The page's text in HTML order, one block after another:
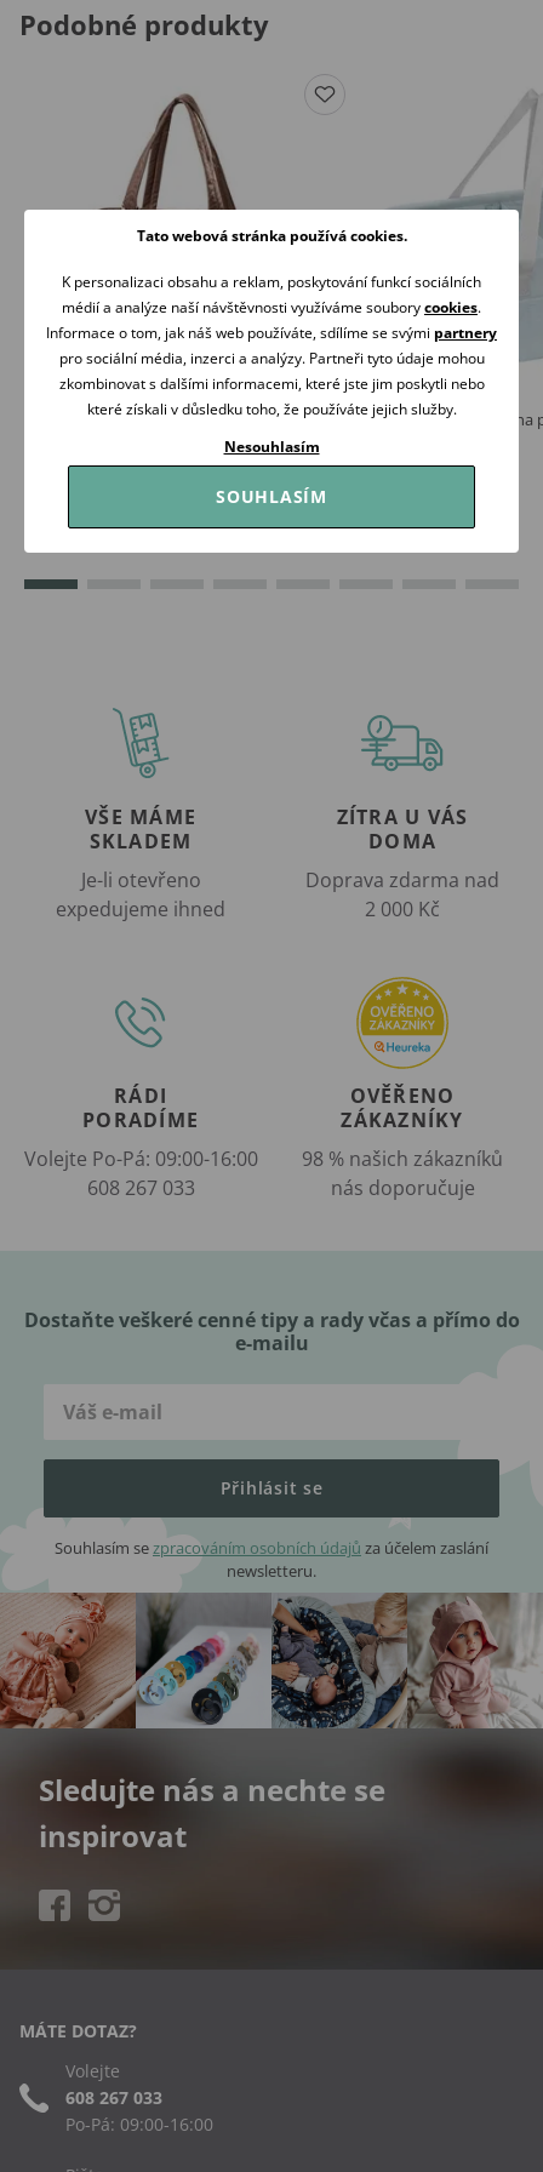
Podobné produkty
BabyOno Přebalovací taška Cami HNĚDÁ
Skladem
KikkaBoo Organizér na
Skladem
VŠE MÁME
SKLADEM
Je-li otevřeno
expedujeme ihned
ZÍTRA U VÁS
DOMA
Doprava zdarma nad
2 000 Kč
RÁDI
PORADÍME
Volejte Po-Pá: 09:00-16:00
608 267 033
OVĚŘENO
ZÁKAZNÍKY
98 % našich zákazníků
nás doporučuje
Dostaňte veškeré cenné tipy a rady včas a přímo do
e-mailu
Přihlásit se
Souhlasím sezpracováním osobních údajů za účelem zaslání
newsletteru.
Sledujte nás a nechte se
inspirovat
MÁTE DOTAZ?
Volejte
608 267 033
Po-Pá: 09:00-16:00
Tato webová stránka používá cookies.
K personalizaci obsahu a reklam, poskytování funkcí sociálních
médií a analýze naší návštěvnosti využíváme souborycookies.
Informace o tom, jak náš web používáte, sdílíme se svými partnery
pro sociální média, inzerci a analýzy. Partneři tyto údaje mohou
zkombinovat s dalšími informacemi, které jste jim poskytli nebo
které získali v důsledku toho, že používáte jejich služby.
Nesouhlasím
SOUHLASÍM